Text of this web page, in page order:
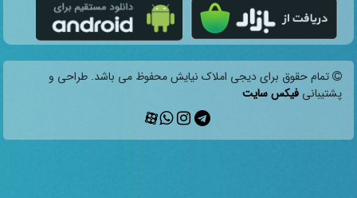
تمام حقوق برای دیجی املاک نیایش محفوظ می باشد. طراحی و
پشتیبانی فیکس سایت